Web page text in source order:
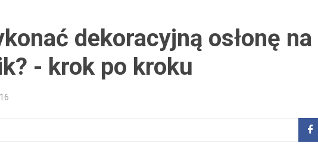
dekoracyjną osłonę na
- krok po kroku